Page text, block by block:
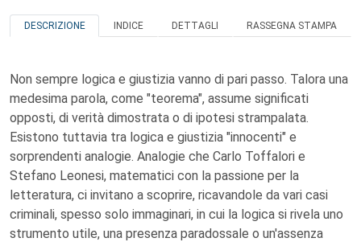
DESCRIZIONE INDICE DETTAGLI RASSEGNA STAMPA
Non sempre logica e giustizia vanno di pari passo. Talora una
medesima parola, come "teorema", assume significati
opposti, di verità dimostrata o di ipotesi strampalata.
Esistono tuttavia tra logica e giustizia "innocenti" e
sorprendenti analogie. Analogie che Carlo Toffalori e
Stefano Leonesi, matematici con la passione per la
letteratura, ci invitano a scoprire, ricavandole da vari casi
criminali, spesso solo immaginari, in cui la logica si rivela uno
strumento utile, una presenza paradossale o un'assenza